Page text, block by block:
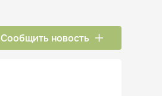
Сообщить новость